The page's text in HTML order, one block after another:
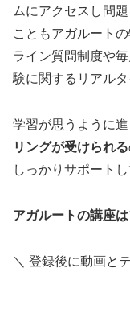
ムにアクセスし問
こともアガルート
ライン質問制度や
験に関するリアル
学習が思うように
リングが受けられる
しっかりサポートし
アガルートの講座
＼ 登録後に動画と